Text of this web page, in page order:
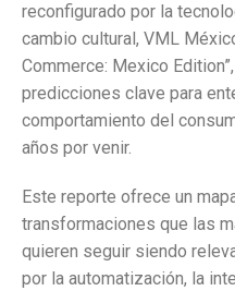
reconfigurado por la
cambio cultural, VML
Commerce: Mexico
predicciones clave para
comportamiento del
años por venir.
Este reporte ofrece un
transformaciones que las
quieren seguir siendo
por la automatización, la